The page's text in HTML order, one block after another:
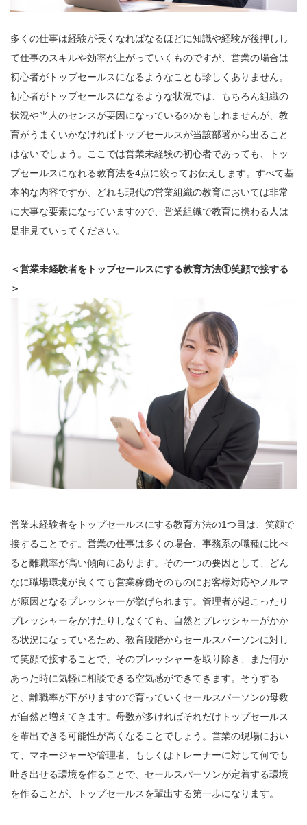
多くの仕事は経験が長くなればなるほどに知識や経験が後押しし
て仕事のスキルや効率が上がっていくものですが、営業の場合は
初心者がトップセールスになるようなことも珍しくありません。
初心者がトップセールスになるような状況では、もちろん組織の
状況や当人のセンスが要因になっているのかもしれませんが、教
育がうまくいかなければトップセールスが当該部署から出ること
はないでしょう。ここでは営業未経験の初心者であっても、トッ
プセールスになれる教育法を4点に絞ってお伝えします。すべて基
本的な内容ですが、どれも現代の営業組織の教育においては非常
に大事な要素になっていますので、営業組織で教育に携わる人は
是非見ていってください。
＜営業未経験者をトップセールスにする教育方法①笑顔で接する
＞
営業未経験者をトップセールスにする教育方法の1つ目は、笑顔で
接することです。営業の仕事は多くの場合、事務系の職種に比べ
ると離職率が高い傾向にあります。その一つの要因として、どん
なに職場環境が良くても営業稼働そのものにお客様対応やノルマ
が原因となるプレッシャーが挙げられます。管理者が起こったり
プレッシャーをかけたりしなくても、自然とプレッシャーがかか
る状況になっているため、教育段階からセールスパーソンに対し
て笑顔で接することで、そのプレッシャーを取り除き、また何か
あった時に気軽に相談できる空気感ができてきます。そうする
と、離職率が下がりますので育っていくセールスパーソンの母数
が自然と増えてきます。母数が多ければそれだけトップセールス
を輩出できる可能性が高くなることでしょう。営業の現場におい
て、マネージャーや管理者、もしくはトレーナーに対して何でも
吐き出せる環境を作ることで、セールスパーソンが定着する環境
を作ることが、トップセールスを輩出する第一歩になります。